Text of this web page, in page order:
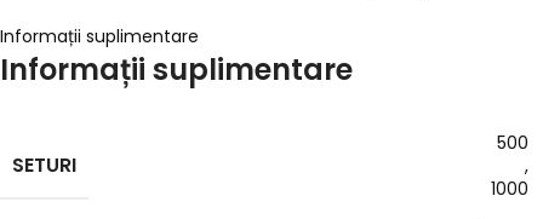
Informații suplimentare
Informații suplimentare
SETURI
500
,
1000